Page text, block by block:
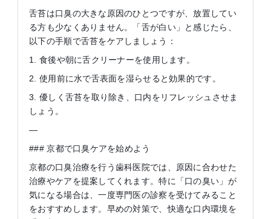
舌苔は口臭の大きな原因のひとつですが、放置してい
る方も少なくありません。「舌が白い」と感じたら、
以下の手順で舌苔をケアしましょう：
1. 食後や朝に舌クリーナーを使用します。
2. 使用前に水で舌表面を湿らせると効果的です。
3. 優しく舌苔を取り除き、口内をリフレッシュさせま
しょう。
—
### 京都で口臭ケアを始めよう
京都の口臭治療を行う歯科医院では、原因に合わせた
治療やケアを提案してくれます。特に「口の臭い」が
気になる場合は、一度専門医の診察を受けてみること
をおすすめします。早めの対策で、快適な口内環境を